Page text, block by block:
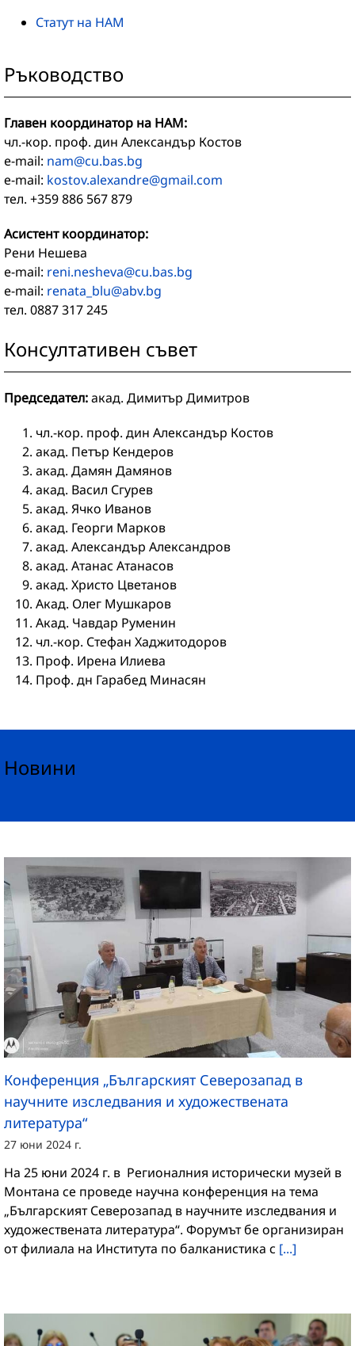
Статут на НАМ
Ръководство
Главен координатор на НАМ:
чл.-кор. проф. дин Александър Костов
e-mail: nam@cu.bas.bg
е-mail: kostov.alexandre@gmail.com
тел. +359 886 567 879
Асистент координатор:
Рени Нешева
e-mail: reni.nesheva@cu.bas.bg
e-mail: renata_blu@abv.bg
тел. 0887 317 245
Консултативен съвет
Председател:акад. Димитър Димитров
чл.-кор. проф. дин Александър Костов
акад. Петър Кендеров
акад. Дамян Дамянов
акад. Васил Сгурев
акад. Ячко Иванов
акад. Георги Марков
акад. Александър Александров
акад. Атанас Атанасов
акад. Христо Цветанов
Акад. Олег Мушкаров
Акад. Чавдар Руменин
чл.-кор. Стефан Хаджитодоров
Проф. Ирена Илиева
Проф. дн Гарабед Минасян
Новини
Конференция „Българският Северозапад в
научните изследвания и художествената
литература“
27 юни 2024 г.
На 25 юни 2024 г. в Регионалния исторически музей в
Монтана се проведе научна конференция на тема
„Българският Северозапад в научните изследвания и
художествената литература“. Форумът бе организиран
от филиала на Института по балканистика с [...]